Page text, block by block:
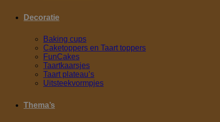
Decoratie
Baking cups
Caketoppers en Taart toppers
FunCakes
Taartkaarsjes
Taart plateau’s
Uitsteekvormpjes
Thema’s